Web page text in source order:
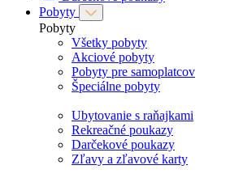
Pobyty
Pobyty
Všetky pobyty
Akciové pobyty
Pobyty pre samoplatcov
Špeciálne pobyty
Ubytovanie s raňajkami
Rekreačné poukazy
Darčekové poukazy
Zľavy a zľavové karty